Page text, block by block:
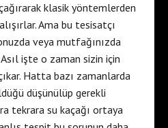
klasik yöntemlerden
Ama bu tesisatçı
veya mutfağınızda
Asıl işte o zaman sizin için
Hatta bazı zamanlarda
düşünülüp gerekli
tekrara su kaçağı ortaya